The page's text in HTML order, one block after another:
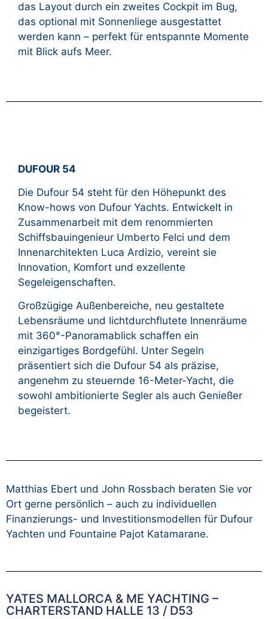
das Layout durch ein zweites Cockpit im Bug,
das optional mit Sonnenliege ausgestattet
werden kann – perfekt für entspannte Momente
mit Blick aufs Meer.
DUFOUR 54
Die Dufour 54 steht für den Höhepunkt des
Know-hows von Dufour Yachts. Entwickelt in
Zusammenarbeit mit dem renommierten
Schiffsbauingenieur Umberto Felci und dem
Innenarchitekten Luca Ardizio, vereint sie
Innovation, Komfort und exzellente
Segeleigenschaften.
Großzügige Außenbereiche, neu gestaltete
Lebensräume und lichtdurchflutete Innenräume
mit 360°-Panoramablick schaffen ein
einzigartiges Bordgefühl. Unter Segeln
präsentiert sich die Dufour 54 als präzise,
angenehm zu steuernde 16-Meter-Yacht, die
sowohl ambitionierte Segler als auch Genießer
begeistert.
Matthias Ebert und John Rossbach beraten Sie vor
Ort gerne persönlich – auch zu individuellen
Finanzierungs- und Investitionsmodellen für Dufour
Yachten und Fountaine Pajot Katamarane.
YATES MALLORCA & ME YACHTING –
CHARTERSTAND HALLE 13 / D53